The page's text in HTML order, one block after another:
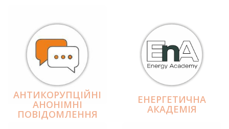
АНТИКОРУПЦІЙНІ
АНОНІМНІ
ПОВІДОМЛЕННЯ
ЕНЕРГЕТИЧНА
АКАДЕМІЯ